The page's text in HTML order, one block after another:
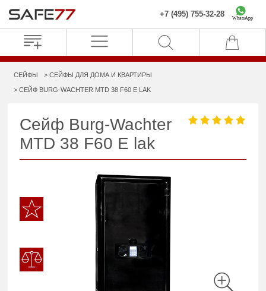
+7 (495) 755-32-28 WhatsApp
СЕЙФЫ СЕЙФЫ ДЛЯ ДОМА И КВАРТИРЫ
СЕЙФ BURG-WACHTER MTD 38 F60 E LAK
Сейф Burg-Wachter
MTD 38 F60 E lak